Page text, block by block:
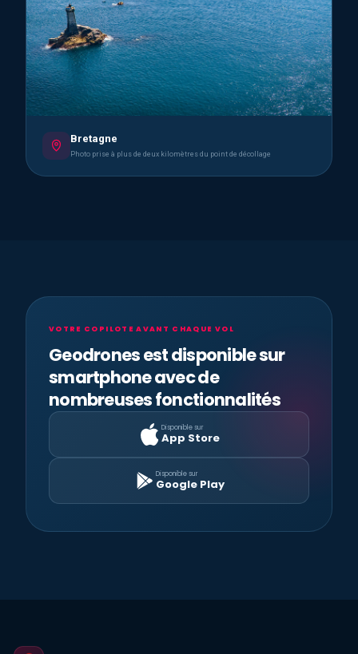
Bretagne
Photo prise à plus de deux kilomètres du point de décollage
VOTRE COPILOTE AVANT CHAQUE VOL
Geodrones est disponible sur
smartphone avec de
nombreuses fonctionnalités
Disponible sur
App Store
Disponible sur
Google Play